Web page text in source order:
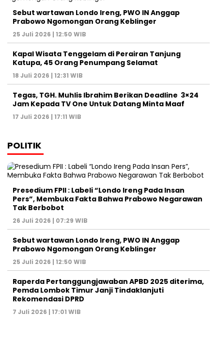
Sebut wartawan Londo Ireng, PWO IN Anggap
Prabowo Ngomongan Orang Keblinger
25 Juli 2026 | 12:50 WIB
Kapal Wisata Tenggelam di Perairan Tanjung
Katupa, 45 Orang Penumpang Selamat
18 Juli 2026 | 12:31 WIB
Tegas, TGH. Muhlis Ibrahim Berikan Deadline 3×24
Jam Kepada TV One Untuk Datang Minta Maaf
17 Juli 2026 | 17:11 WIB
POLITIK
Presedium FPII : Labeli “Londo Ireng Pada Insan
Pers”, Membuka Fakta Bahwa Prabowo Negarawan
Tak Berbobot
26 Juli 2026 | 07:29 WIB
Sebut wartawan Londo Ireng, PWO IN Anggap
Prabowo Ngomongan Orang Keblinger
25 Juli 2026 | 12:50 WIB
Raperda Pertanggungjawaban APBD 2025 diterima,
Pemda Lombok Timur Janji Tindaklanjuti
Rekomendasi DPRD
7 Juli 2026 | 17:01 WIB